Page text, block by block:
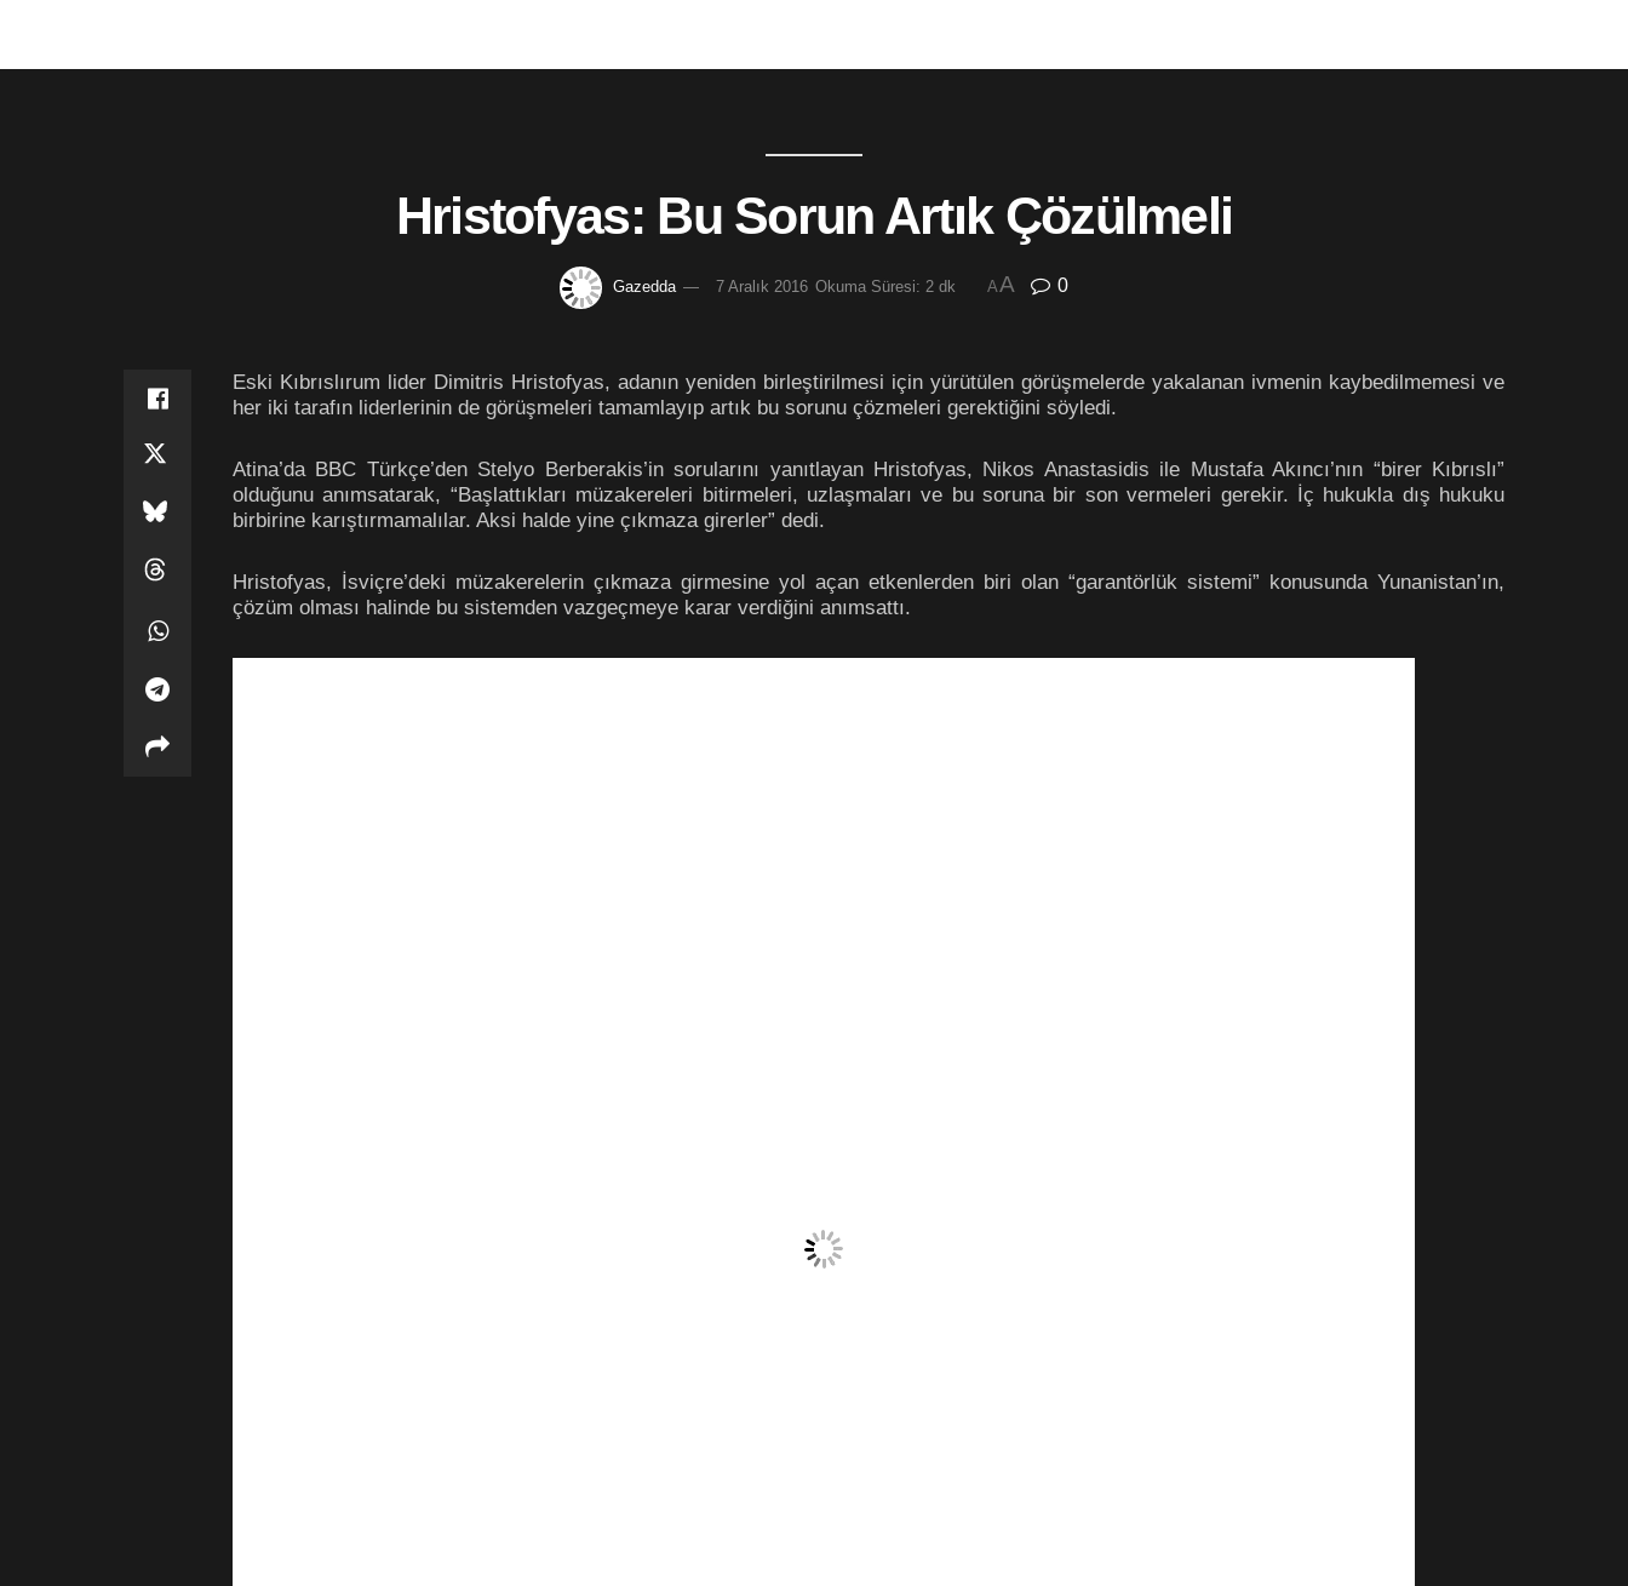
Hristofyas: Bu Sorun Artık Çözülmeli
Gazedda 7 Aralık 2016 Okuma Süresi: 2 dk AA 0
Eski Kıbrıslırum lider Dimitris Hristofyas, adanın yeniden birleştirilmesi için yürütülen görüşmelerde yakalanan ivmenin kaybedilmemesi ve
her iki tarafın liderlerinin de görüşmeleri tamamlayıp artık bu sorunu çözmeleri gerektiğini söyledi.
Atina’da BBC Türkçe’den Stelyo Berberakis’in sorularını yanıtlayan Hristofyas, Nikos Anastasidis ile Mustafa Akıncı’nın “birer Kıbrıslı”
olduğunu anımsatarak, “Başlattıkları müzakereleri bitirmeleri, uzlaşmaları ve bu soruna bir son vermeleri gerekir. İç hukukla dış hukuku
birbirine karıştırmamalılar. Aksi halde yine çıkmaza girerler” dedi.
Hristofyas, İsviçre’deki müzakerelerin çıkmaza girmesine yol açan etkenlerden biri olan “garantörlük sistemi” konusunda Yunanistan’ın,
çözüm olması halinde bu sistemden vazgeçmeye karar verdiğini anımsattı.